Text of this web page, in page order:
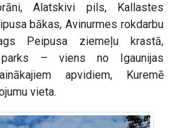
Alatskivi pils, Kallastes
bākas, Avinurmes rokdarbu
Peipusa ziemeļu krastā,
parks – viens no Igaunijas
apvidiem, Kuremē
vieta.